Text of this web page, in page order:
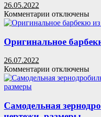
к
делу
26.05.2022
Комментарии к
записи
мотоцикла
Иж-49:
года
(28
фото)
отключены
Оригинальное
26.07.2022
Комментарии к
записи
из
габионов
отключены
Самодельная